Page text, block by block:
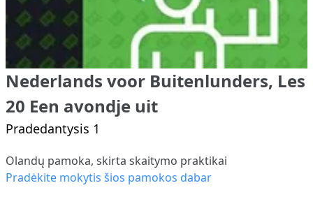
Nederlands voor Buitenlunders, Les
20 Een avondje uit
Pradedantysis 1
Olandų pamoka, skirta skaitymo praktikai
Pradėkite mokytis šios pamokos dabar